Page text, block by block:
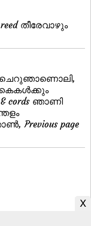
തീരേവാഴും
ചെറുഞാണൊലി,
cords ഞാണി
Previous page